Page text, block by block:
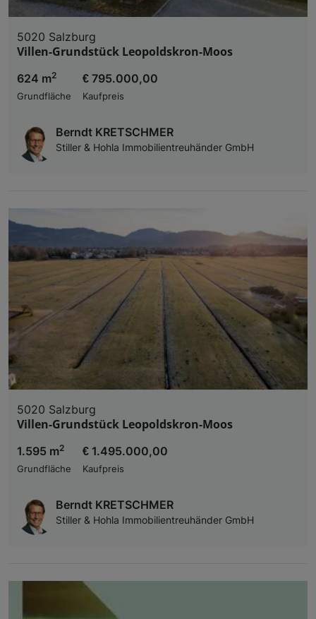
5020 Salzburg
Villen-Grundstück Leopoldskron-Moos
624 m2
Grundfläche
€ 795.000,00
Kaufpreis
Berndt KRETSCHMER
Stiller & Hohla Immobilientreuhänder GmbH
5020 Salzburg
Villen-Grundstück Leopoldskron-Moos
1.595 m2
Grundfläche
€ 1.495.000,00
Kaufpreis
Berndt KRETSCHMER
Stiller & Hohla Immobilientreuhänder GmbH